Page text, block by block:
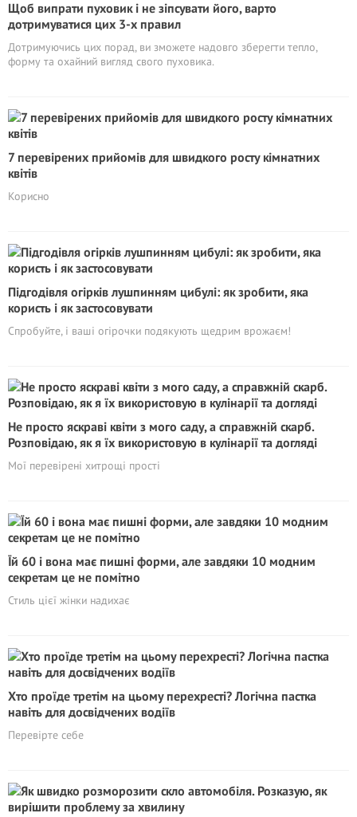
Щоб випрати пуховик і не зіпсувати його, варто
дотримуватися цих 3-х правил
Дотримуючись цих порад, ви зможете надовго зберегти тепло,
форму та охайний вигляд свого пуховика.
7 перевірених прийомів для швидкого росту кімнатних
квітів
Корисно
Підгодівля огірків лушпинням цибулі: як зробити, яка
користь і як застосовувати
Спробуйте, і ваші огірочки подякують щедрим врожаєм!
Не просто яскраві квіти з мого саду, а справжній скарб.
Розповідаю, як я їх використовую в кулінарії та догляді
Мої перевірені хитрощі прості
Їй 60 і вона має пишні форми, але завдяки 10 модним
секретам це не помітно
Стиль цієї жінки надихає
Хто проїде третім на цьому перехресті? Логічна пастка
навіть для досвідчених водіїв
Перевірте себе